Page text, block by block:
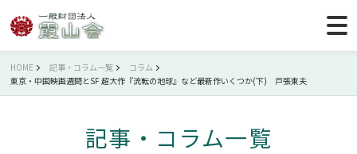
HOME 記事・コラム一覧
コラム
東京・中国映画週間とSF 超大作『流転の地球』など最新作いくつか(下) 戸張東夫
記事・コラム一覧